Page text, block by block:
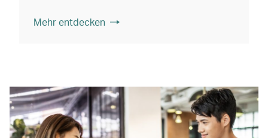
Mehr entdecken